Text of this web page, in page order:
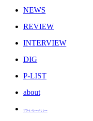
NEWS
REVIEW
INTERVIEW
DIG
P-LIST
about
プライバシーポリシー